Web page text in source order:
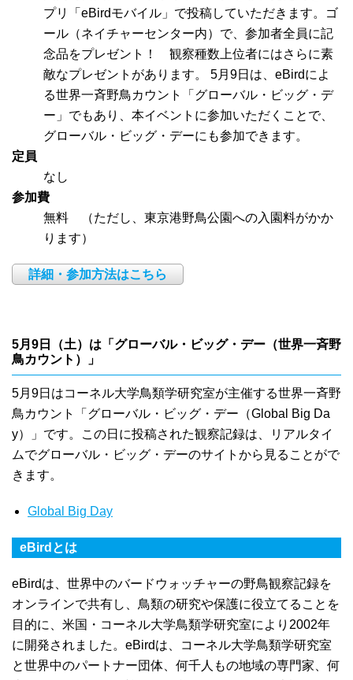
プリ「eBirdモバイル」で投稿していただきます。ゴ
ール（ネイチャーセンター内）で、参加者全員に記
念品をプレゼント！ 観察種数上位者にはさらに素
敵なプレゼントがあります。 5月9日は、eBirdによ
る世界一斉野鳥カウント「グローバル・ビッグ・デ
ー」でもあり、本イベントに参加いただくことで、
グローバル・ビッグ・デーにも参加できます。
定員
なし
参加費
無料 （ただし、東京港野鳥公園への入園料がかか
ります）
詳細・参加方法はこちら
5月9日（土）は「グローバル・ビッグ・デー（世界一斉野
鳥カウント）」
5月9日はコーネル大学鳥類学研究室が主催する世界一斉野
鳥カウント「グローバル・ビッグ・デー（Global Big Da
y）」です。この日に投稿された観察記録は、リアルタイ
ムでグローバル・ビッグ・デーのサイトから見ることがで
きます。
Global Big Day
eBirdとは
eBirdは、世界中のバードウォッチャーの野鳥観察記録を
オンラインで共有し、鳥類の研究や保護に役立てることを
目的に、米国・コーネル大学鳥類学研究室により2002年
に開発されました。eBirdは、コーネル大学鳥類学研究室
と世界中のパートナー団体、何千人もの地域の専門家、何